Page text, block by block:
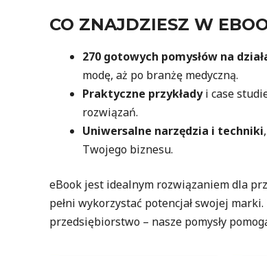
CO ZNAJDZIESZ W
270 gotowych pomysłów na
modę, aż po branżę medyczną.
Praktyczne przykładyi case
rozwiązań.
Uniwersalne narzędzia i techniki
Twojego biznesu.
eBook jest idealnym rozwiązaniem dla
pełni wykorzystać potencjał swojej
przedsiębiorstwo – nasze pomysły